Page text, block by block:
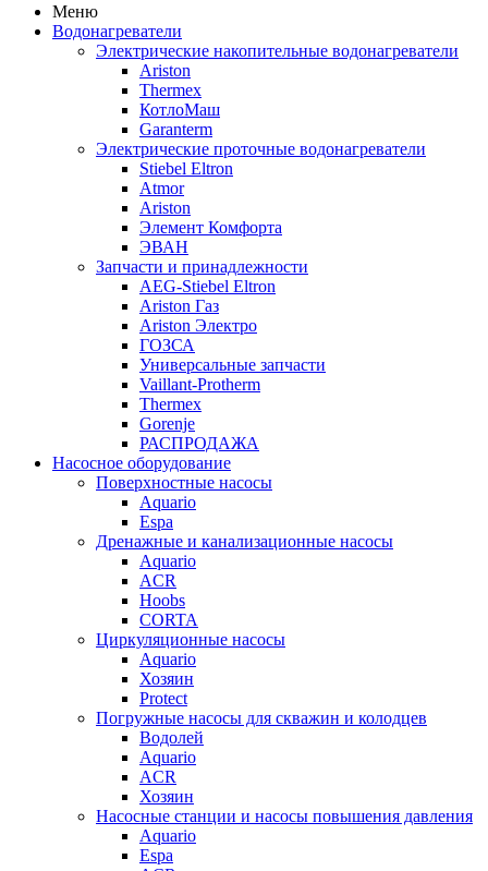
Меню
Водонагреватели
Электрические накопительные водонагреватели
Ariston
Thermex
КотлоМаш
Garanterm
Электрические проточные водонагреватели
Stiebel Eltron
Atmor
Ariston
Элемент Комфорта
ЭВАН
Запчасти и принадлежности
AEG-Stiebel Eltron
Ariston Газ
Ariston Электро
ГОЗСА
Универсальные запчасти
Vaillant-Protherm
Thermex
Gorenje
РАСПРОДАЖА
Насосное оборудование
Поверхностные насосы
Aquario
Espa
Дренажные и канализационные насосы
Aquario
ACR
Hoobs
CORTA
Циркуляционные насосы
Aquario
Хозяин
Protect
Погружные насосы для скважин и колодцев
Водолей
Aquario
ACR
Хозяин
Насосные станции и насосы повышения давления
Aquario
Espa